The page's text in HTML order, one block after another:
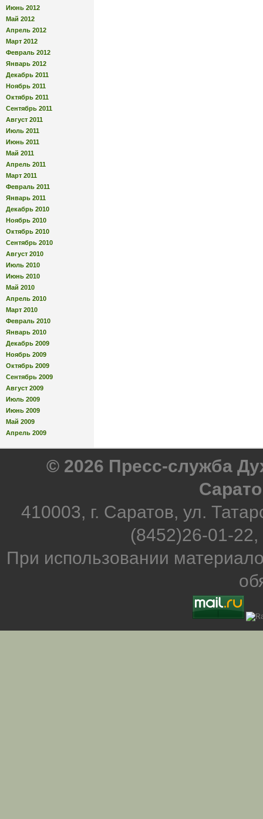
Июнь 2012
Май 2012
Апрель 2012
Март 2012
Февраль 2012
Январь 2012
Декабрь 2011
Ноябрь 2011
Октябрь 2011
Сентябрь 2011
Август 2011
Июль 2011
Июнь 2011
Май 2011
Апрель 2011
Март 2011
Февраль 2011
Январь 2011
Декабрь 2010
Ноябрь 2010
Октябрь 2010
Сентябрь 2010
Август 2010
Июль 2010
Июнь 2010
Май 2010
Апрель 2010
Март 2010
Февраль 2010
Январь 2010
Декабрь 2009
Ноябрь 2009
Октябрь 2009
Сентябрь 2009
Август 2009
Июль 2009
Июнь 2009
Май 2009
Апрель 2009
© 2026 Пресс-служба
410003, г. Саратов, ул.
(8452)26-01-
При использовании